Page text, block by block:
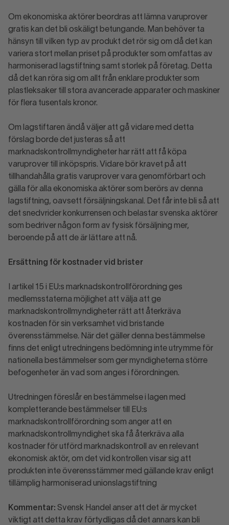
Om ekonomiska aktörer beordras att lämna varuprover
gratis kan det bli oskäligt betungande. Man behöver ta
hänsyn till vilken typ av produkt det rör sig om då det kan
variera stort mellan priset på produkter som omfattas av
harmoniserad lagstiftning samt storlek på företag. Detta
då det kan röra sig om allt från enklare produkter som
plastleksaker till stora avancerade apparater och maskiner
för flera tusentals kronor.
Om lagstiftaren ändå väljer att gå vidare med detta
förslag borde det justeras så att
marknadskontrollmyndigheter har rätt att få köpa
varuprover till inköpspris. Vidare bör kravet på att
tillhandahålla gratis varuprover vara genomförbart och
gälla för alla ekonomiska aktörer som berörs av denna
lagstiftning, oavsett försäljningskanal. Det får inte bli så att
det snedvrider konkurrensen och belastar svenska aktörer
som bedriver någon form av fysisk försäljning mer,
beroende på att de är lättare att nå.
Ersättning för kostnader vid brister
I artikel 15 i EU:s marknadskontrollförordning ges
medlemsstaterna möjlighet att välja att ge
marknadskontrollmyndigheter rätt att återkräva
kostnaden för sin verksamhet vid bristande
överensstämmelse. När det gäller denna bestämmelse
finns det enligt utredningens bedömning inte utrymme för
nationella bestämmelser som ger myndigheterna större
befogenheter än vad som anges i förordningen.
Utredningen föreslår en bestämmelse i lagen med
kompletterande bestämmelser till EU:s
marknadskontrollförordning som anger att en
marknadskontrollmyndighet ska få återkräva alla
kostnader för utförd marknadskontroll av en relevant
ekonomisk aktör, om det vid kontrollen visar sig att
produkten inte överensstämmer med gällande krav enligt
tillämplig harmoniserad unionslagstiftning
Kommentar: Svensk Handel anser att det är mycket
viktigt att detta krav förtydligas då det annars kan bli